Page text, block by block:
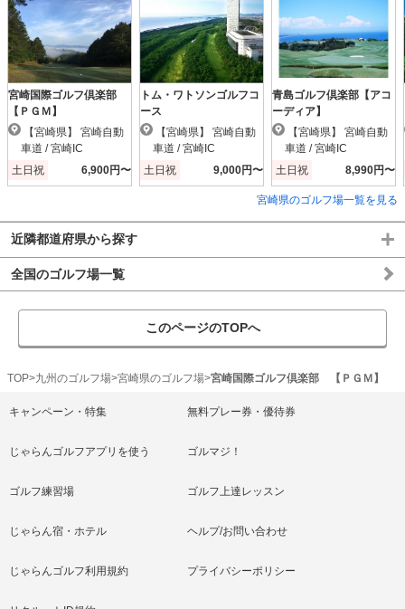
宮崎国際ゴルフ倶楽部
【ＰＧＭ】
車道 / 宮崎IC
土日祝
6,900円〜
トム・ワトソンゴルフコ
ース
車道 / 宮崎IC
土日祝
9,000円〜
青島ゴルフ倶楽部【アコ
ーディア】
車道 / 宮崎IC
土日祝
8,990円〜
宮崎県のゴルフ場一覧を見る
近隣都道府県から探す
全国のゴルフ場一覧
このページのTOPへ
TOP 九州のゴルフ場 宮崎県のゴルフ場 宮崎国際ゴルフ倶楽部 【ＰＧＭ】
キャンペーン・特集 無料プレー券・優待券
じゃらんゴルフアプリを使う ゴルマジ！
ゴルフ練習場 ゴルフ上達レッスン
じゃらん宿・ホテル ヘルプ/お問い合わせ
じゃらんゴルフ利用規約 プライバシーポリシー